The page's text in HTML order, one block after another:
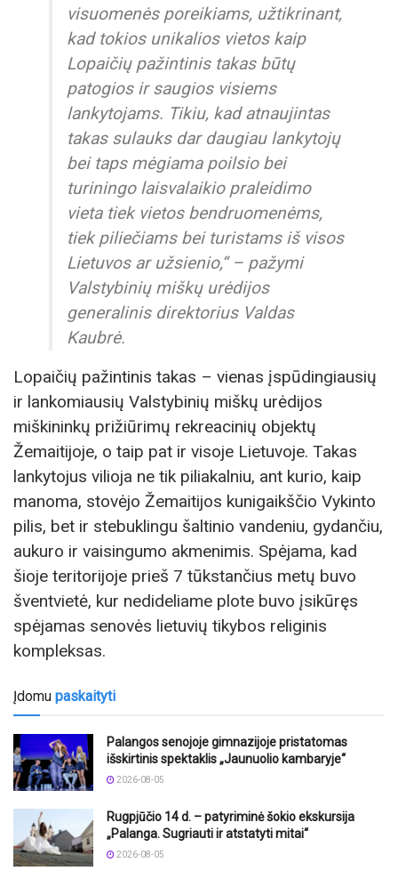
visuomenės poreikiams, užtikrinant,
kad tokios unikalios vietos kaip
Lopaičių pažintinis takas būtų
patogios ir saugios visiems
lankytojams. Tikiu, kad atnaujintas
takas sulauks dar daugiau lankytojų
bei taps mėgiama poilsio bei
turiningo laisvalaikio praleidimo
vieta tiek vietos bendruomenėms,
tiek piliečiams bei turistams iš visos
Lietuvos ar užsienio,“ – pažymi
Valstybinių miškų urėdijos
generalinis direktorius Valdas
Kaubrė.
Lopaičių pažintinis takas – vienas įspūdingiausių
ir lankomiausių Valstybinių miškų urėdijos
miškininkų prižiūrimų rekreacinių objektų
Žemaitijoje, o taip pat ir visoje Lietuvoje. Takas
lankytojus vilioja ne tik piliakalniu, ant kurio, kaip
manoma, stovėjo Žemaitijos kunigaikščio Vykinto
pilis, bet ir stebuklingu šaltinio vandeniu, gydančiu,
aukuro ir vaisingumo akmenimis. Spėjama, kad
šioje teritorijoje prieš 7 tūkstančius metų buvo
šventvietė, kur nedideliame plote buvo įsikūręs
spėjamas senovės lietuvių tikybos religinis
kompleksas.
Įdomu paskaityti
Palangos senojoje gimnazijoje pristatomas
išskirtinis spektaklis „Jaunuolio kambaryje“
2026-08-05
Rugpjūčio 14 d. – patyriminė šokio ekskursija
„Palanga. Sugriauti ir atstatyti mitai“
2026-08-05